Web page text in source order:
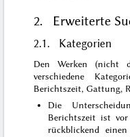
2. Erweiterte
2.1. Kategorien
Den Werken (nicht
verschiedene
Berichtszeit, Gattung,
Die
Berichtszeit ist
rückblickend